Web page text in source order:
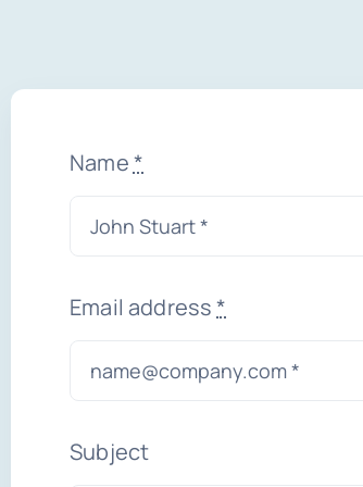
Name*
Email address*
Subject